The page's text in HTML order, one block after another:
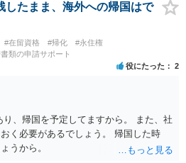
したまま、海外への帰国はで
#在留資格 #帰化
#永住権
類の申請サポート
役にたった 2
、帰国を予定してますから。 また、社
く必要があるでしょう。 帰国した時
うから。